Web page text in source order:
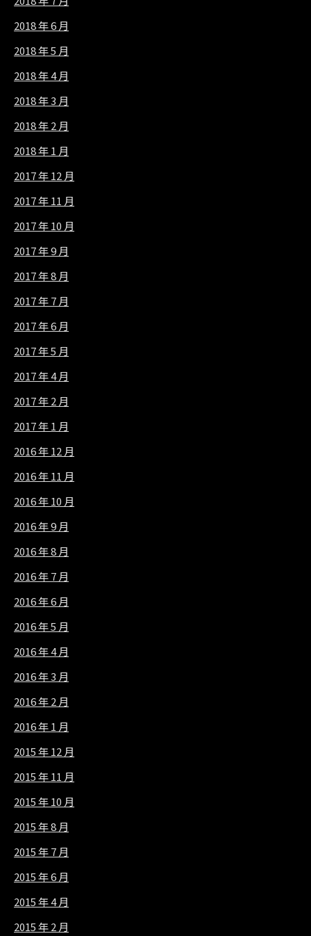
2018 年 6 月
2018 年 5 月
2018 年 4 月
2018 年 3 月
2018 年 2 月
2018 年 1 月
2017 年 12 月
2017 年 11 月
2017 年 10 月
2017 年 9 月
2017 年 8 月
2017 年 7 月
2017 年 6 月
2017 年 5 月
2017 年 4 月
2017 年 2 月
2017 年 1 月
2016 年 12 月
2016 年 11 月
2016 年 10 月
2016 年 9 月
2016 年 8 月
2016 年 7 月
2016 年 6 月
2016 年 5 月
2016 年 4 月
2016 年 3 月
2016 年 2 月
2016 年 1 月
2015 年 12 月
2015 年 11 月
2015 年 10 月
2015 年 8 月
2015 年 7 月
2015 年 6 月
2015 年 4 月
2015 年 2 月